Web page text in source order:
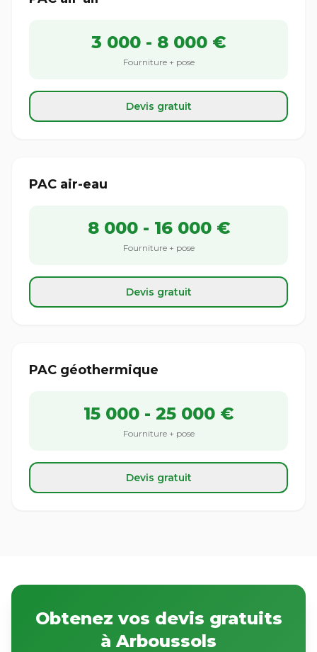
3 000 - 8 000 €
Fourniture + pose
Devis gratuit
PAC air-eau
8 000 - 16 000 €
Fourniture + pose
Devis gratuit
PAC géothermique
15 000 - 25 000 €
Fourniture + pose
Devis gratuit
Obtenez vos devis gratuits
à Arboussols